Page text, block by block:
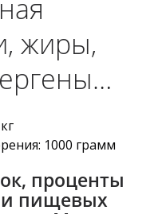
жиры,
1000 грамм
проценты
и пищевых